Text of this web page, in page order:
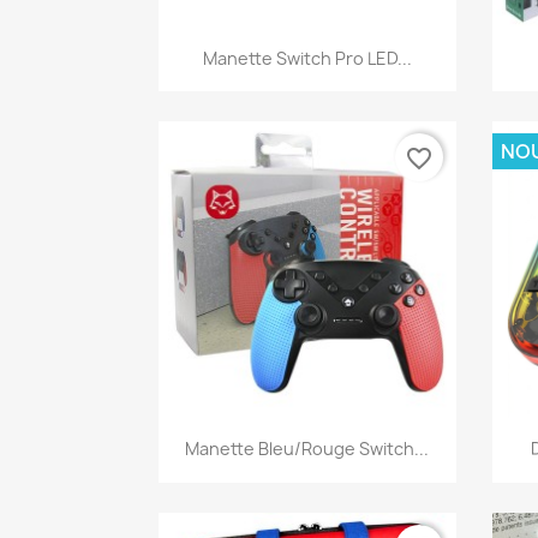
Aperçu rapide
Manette Switch Pro LED...
 Aperçu rapide
Manette Bleu/Rouge Switch...
favorite_border